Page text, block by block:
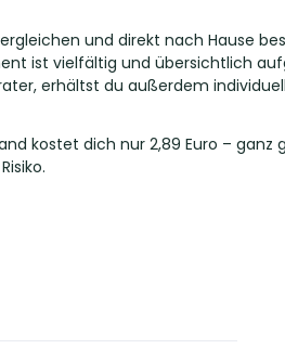
und direkt nach Hause
ist vielfältig und übersichtlich
erhältst du außerdem
kostet dich nur 2,89 Euro – ganz